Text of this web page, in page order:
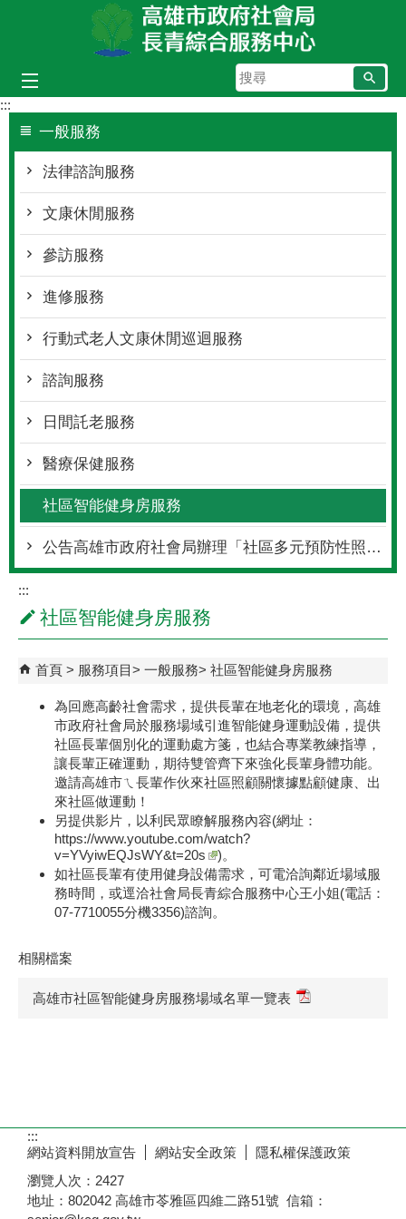
跳到主要內容區塊
搜
尋
:::
一般服務
法律諮詢服務
文康休閒服務
參訪服務
進修服務
行動式老人文康休閒巡迴服務
諮詢服務
日間託老服務
醫療保健服務
社區智能健身房服務
公告高雄市政府社會局辦理「社區多元預防性照顧服務資源及量能提升方案-社區式多元預防性活動與課程-長青學苑」獎助
:::
社區智能健身房服務
首頁 服務項目 一般服務 社區智能健身房服務
為回應高齡社會需求，提供長輩在地老化的環境，高雄
市政府社會局於服務場域引進智能健身運動設備，提供
社區長輩個別化的運動處方箋，也結合專業教練指導，
讓長輩正確運動，期待雙管齊下來強化長輩身體功能。
邀請高雄市ㄟ長輩作伙來社區照顧關懷據點顧健康、出
來社區做運動！
另提供影片，以利民眾瞭解服務內容(網址：
https://www.youtube.com/watch?
v=YVyiwEQJsWY&t=20s
)。
如社區長輩有使用健身設備需求，可電洽詢鄰近場域服
務時間，或逕洽社會局長青綜合服務中心王小姐(電話：
07-7710055分機3356)諮詢。
相關檔案
高雄市社區智能健身房服務場域名單一覽表
:::
網站資料開放宣告
網站安全政策
隱私權保護政策
瀏覽人次： 2427
地址：802042 高雄市苓雅區四維二路51號 信箱：